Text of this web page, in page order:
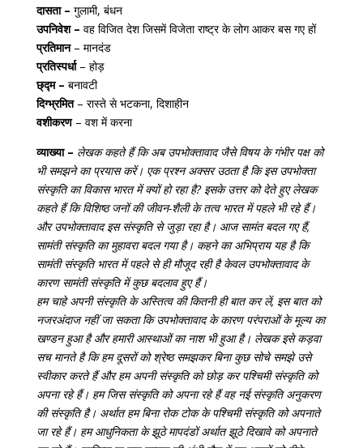
दासता – गुलामी, बंधन
उपनिवेश – वह विजित देश जिसमें विजेता राष्ट्र के लोग आकर बस गए हों
प्रतिमान – मानदंड
प्रतिस्पर्धा – होड़
छ्द्म – बनावटी
दिग्भ्रमित – रास्ते से भटकना, दिशाहीन
वशीकरण – वश में करना
व्याख्या – लेखक कहते हैं कि अब उपभोक्तावाद जैसे विषय के गंभीर पक्ष को
भी समझने का प्रयास करें। एक प्रश्न अक्सर उठता है कि इस उपभोक्ता
संस्कृति का विकास भारत में क्यों हो रहा है? इसके उत्तर को देते हुए लेखक
कहते हैं कि विशिष्ठ जनों की जीवन-शैली के तत्व भारत में पहले भी रहे हैं।
और उपभोक्तावाद इस संस्कृति से जुड़ा रहा है। आज सामंत बदल गए हैं,
सामंती संस्कृति का मुहावरा बदल गया है। कहने का अभिप्राय यह है कि
सामंती संस्कृति भारत में पहले से ही मौजूद रही है केवल उपभोक्तावाद के
कारण सामंती संस्कृति में कुछ बदलाव हुए हैं।
हम चाहे अपनी संस्कृति के अस्तित्व की कितनी ही बात कर लें, इस बात को
नजरअंदाज नहीं जा सकता कि उपभोक्तावाद के कारण परंपराओं के मूल्य का
खण्डन हुआ है और हमारी आस्थाओं का नाश भी हुआ है। लेखक इसे कड़वा
सच मानते है कि हम दूसरों को श्रेष्ठ समझकर बिना कुछ सोचे समझे उसे
स्वीकार करते हैं और हम अपनी संस्कृति को छोड़ कर पश्चिमी संस्कृति को
अपना रहे हैं। हम जिस संस्कृति को अपना रहे हैं वह नई संस्कृति अनुकरण
की संस्कृति है। अर्थात हम बिना रोक टोक के पश्चिमी संस्कृति को अपनाते
जा रहे हैं। हम आधुनिकता के झूठे मापदंडों अर्थात झूठे दिखावे को अपनाते